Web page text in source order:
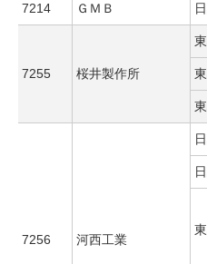
7214 ＧＭＢ
7255 桜井製作所
7256 河西工業